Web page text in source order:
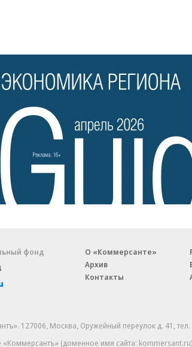
фонд
О «Коммерсанте»
Архив
Контакты
127006, Москва, Оружейный переулок д. 41,
«Коммерсантъ» (доменное имя сайта: